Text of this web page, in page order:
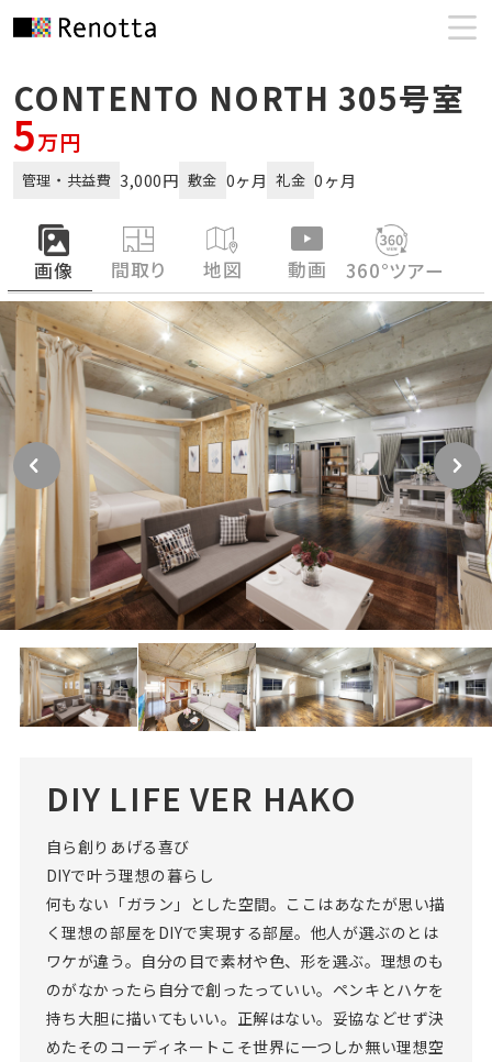
CONTENTO NORTH 305号室
5万円
管理・共益費 3,000円 敷金 0ヶ月 礼金 0ヶ月
画像 間取り 地図 動画 360°ツアー
DIY LIFE VER HAKO
自ら創りあげる喜び
DIYで叶う理想の暮らし
何もない「ガラン」とした空間。ここはあなたが思い描
く理想の部屋をDIYで実現する部屋。他人が選ぶのとは
ワケが違う。自分の目で素材や色、形を選ぶ。理想のも
のがなかったら自分で創ったっていい。ペンキとハケを
持ち大胆に描いてもいい。正解はない。妥協などせず決
めたそのコーディネートこそ世界に一つしか無い理想空